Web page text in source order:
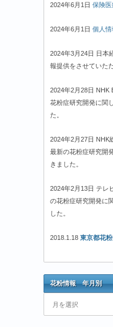
2024年6月1日 保険
2024年6月1日 個人
2024年3月24日 日本
報提供をさせていた
2024年2月28日 NHK
花粉症研究開発に関
た。
2024年2月27日 NHK
最新の花粉症研究開
きました。
2024年2月13日 テレ
の花粉症研究開発に
した。
2018.1.18 東京都花
花粉情報 年月別
花
粉